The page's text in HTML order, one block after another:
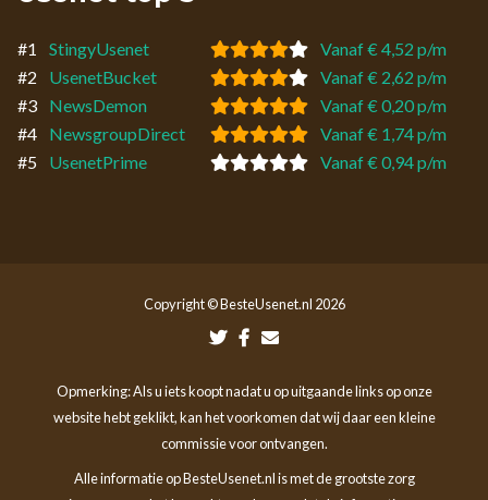
#1 StingyUsenet
Vanaf € 4,52 p/m
#2
UsenetBucket
Vanaf € 2,62 p/m
#3
NewsDemon
Vanaf € 0,20 p/m
#4
NewsgroupDirect
Vanaf € 1,74 p/m
#5
UsenetPrime Vanaf € 0,94 p/m
Copyright © BesteUsenet.nl 2026
Opmerking: Als u iets koopt nadat u op uitgaande links op onze
website hebt geklikt, kan het voorkomen dat wij daar een kleine
commissie voor ontvangen.
Alle informatie op BesteUsenet.nl is met de grootste zorg